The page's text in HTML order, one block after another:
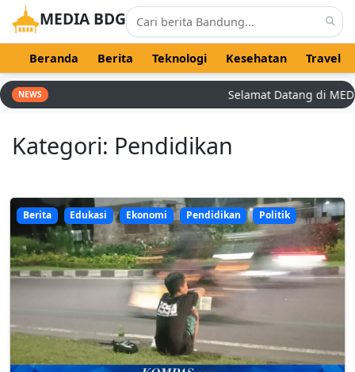
MEDIA BDG
Beranda Berita Teknologi Kesehatan Travel
NEWS Selamat Datang di
Kategori: Pendidikan
Berita Edukasi Ekonomi Pendidikan Politik